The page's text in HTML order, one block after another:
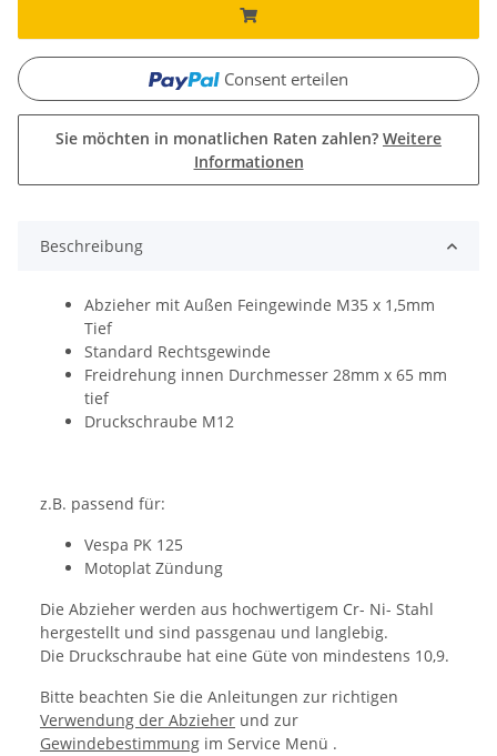
Consent erteilen
Sie möchten in monatlichen Raten zahlen? Weitere
Informationen
Beschreibung
Abzieher mit Außen Feingewinde M35 x 1,5mm
Tief
Standard Rechtsgewinde
Freidrehung innen Durchmesser 28mm x 65 mm
tief
Druckschraube M12
z.B. passend für:
Vespa PK 125
Motoplat Zündung
Die Abzieher werden aus hochwertigem Cr- Ni- Stahl
hergestellt und sind passgenau und langlebig.
Die Druckschraube hat eine Güte von mindestens 10,9.
Bitte beachten Sie die Anleitungen zur richtigen
Verwendung der Abzieher und zur
Gewindebestimmung im Service Menü .